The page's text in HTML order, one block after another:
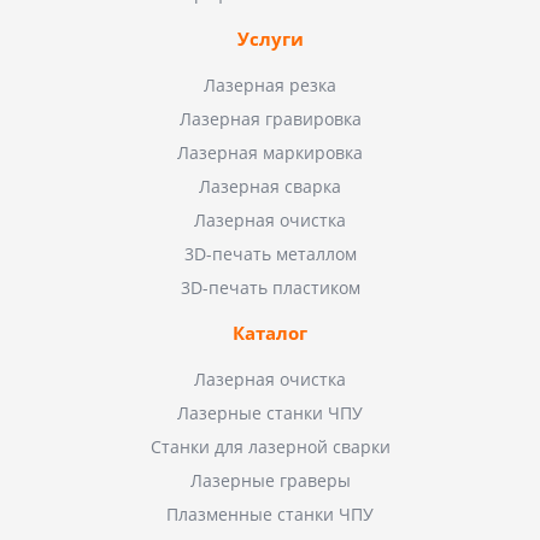
Услуги
Лазерная резка
Лазерная гравировка
Лазерная маркировка
Лазерная сварка
Лазерная очистка
3D-печать металлом
3D-печать пластиком
Каталог
Лазерная очистка
Лазерные станки ЧПУ
Станки для лазерной сварки
Лазерные граверы
Плазменные станки ЧПУ